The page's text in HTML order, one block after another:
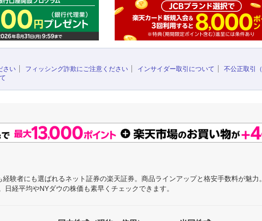
さい
フィッシング詐欺にご注意ください インサイダー取引について
不公正取引
験者にも選ばれるネット証券の楽天証券。商品ラインアップと格安手数料が魅
経平均やNYダウの株価も素早くチェックできます。